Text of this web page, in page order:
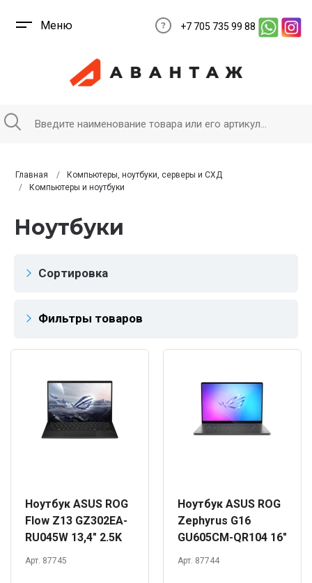
Меню +7 705 735 99 88
Главная
Компьютеры, ноутбуки, серверы и СХД
Компьютеры и ноутбуки
Ноутбуки
Сортировка
Фильтры товаров
Ноутбук ASUS ROG
Flow Z13 GZ302EA-
RU045W 13,4" 2.5K
180Hz Ryzen AI
Арт. 87745
Ноутбук ASUS ROG
Zephyrus G16
GU605CM-QR104 16"
2.5K 240Hz Core
Арт. 87744